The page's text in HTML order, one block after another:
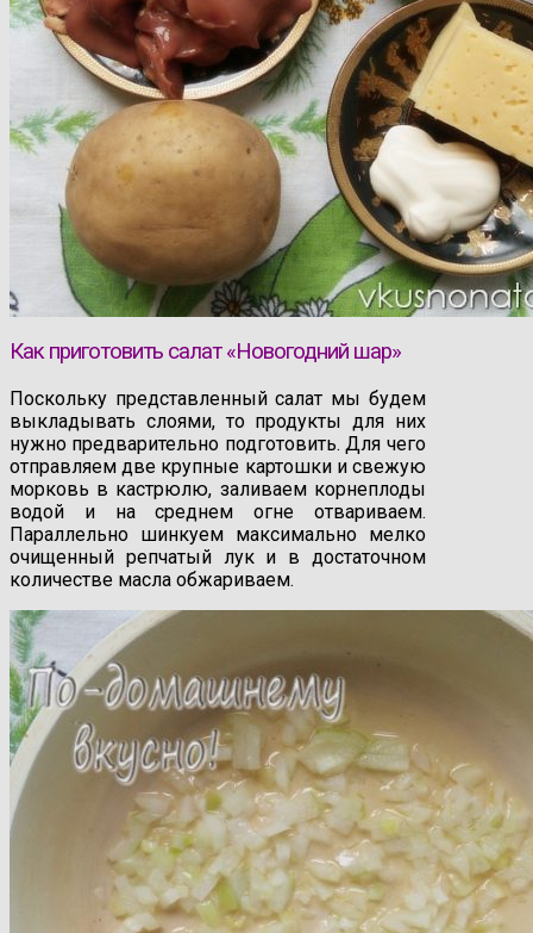
Как приготовить салат «Новогодний шар»
Поскольку представленный салат мы будем
выкладывать слоями, то продукты для них
нужно предварительно подготовить. Для чего
отправляем две крупные картошки и свежую
морковь в кастрюлю, заливаем корнеплоды
водой и на среднем огне отвариваем.
Параллельно шинкуем максимально мелко
очищенный репчатый лук и в достаточном
количестве масла обжариваем.